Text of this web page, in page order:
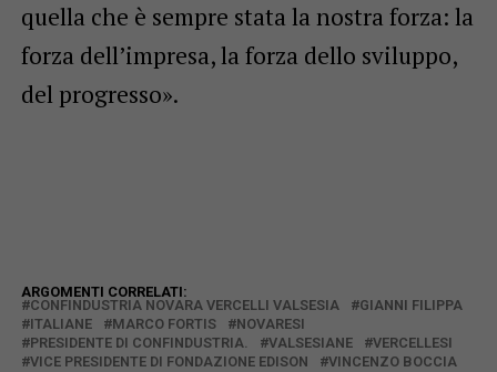
quella che è sempre stata la nostra forza: la
forza dell’impresa, la forza dello sviluppo,
del progresso».
ARGOMENTI CORRELATI:
CONFINDUSTRIA NOVARA VERCELLI VALSESIA
GIANNI FILIPPA
ITALIANE
MARCO FORTIS
NOVARESI
PRESIDENTE DI CONFINDUSTRIA.
VALSESIANE
VERCELLESI
VICE PRESIDENTE DI FONDAZIONE EDISON
VINCENZO BOCCIA